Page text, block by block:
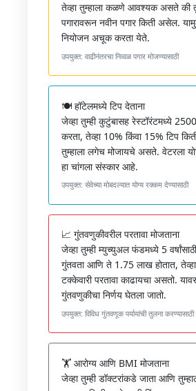
तेव्हा तुम्हाला कळणे आवश्यक असते की
पगारावरून नवीन पगार किती असेल.
नियोजन अचूक करता येते.
उपयुक्त: वाढीनंतरचा निव्वळ पगार मोजण्यासाठी
🍽️ हॉटेलमध्ये टिप देताना
जेव्हा तुम्ही कुटुंबासह रेस्टॉरंटमध्ये
करता, तेव्हा 10% किंवा 15% टिप
तुम्हाला लगेच मोजायचे असते. वेटरला
हा चांगला संस्कार आहे.
उपयुक्त: सेवेच्या मोबदल्यात योग्य रक्कम देण्यासाठी
📈 गुंतवणुकीवरील परतावा मोजताना
जेव्हा तुम्ही म्युच्युअल फंडमध्ये 5
गुंतवता आणि ते 1.75 लाख होतात, तेव्हा
टक्केवारी परतावा काढायचा असतो.
गुंतवणुकीचा निर्णय घेतला जातो.
उपयुक्त: विविध गुंतवणूक पर्यायांची तुलना करण्यासाठी
🏋️ आरोग्य आणि BMI मोजताना
जेव्हा तुम्ही डॉक्टरांकडे जाता आणि